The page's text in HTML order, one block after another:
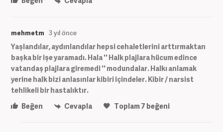
mehmetm 3 yıl önce
Yaşlandılar, aydınlandılar hepsi cehaletlerini arttırmaktan
başka bir işe yaramadı. Hala '' Halk plajlara hücum edince
vatandaş plajlara giremedi '' modundalar. Halkı anlamak
yerine halk bizi anlasınlar kibiri içindeler. Kibir / narsist
tehlikeli bir hastalıktır.
Beğen
Cevapla Toplam7 beğeni